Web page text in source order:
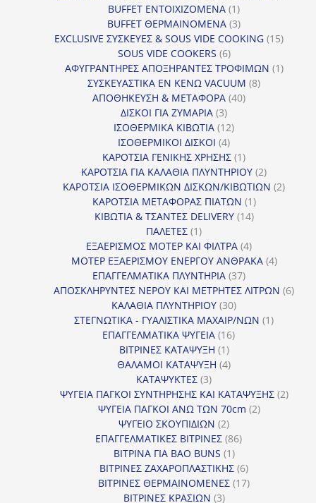
BUFFET ΕΝΤΟΙΧΙΖΟΜΕΝΑ 11
προϊόν
BUFFET ΘΕΡΜΑΙΝΟΜΕΝΑ 33
προϊόντα
EXCLUSIVE ΣΥΣΚΕΥΕΣ & SOUS VIDE COOKING 1515
SOUS VIDE COOKERS 66
προϊόντα
ΑΦΥΓΡΑΝΤΗΡΕΣ ΑΠΟΞΗΡΑΝΤΕΣ ΤΡΟΦΙΜΩΝ 11
ΣΥΣΚΕΥΑΣΤΙΚΑ ΕΝ ΚΕΝΩ VACUUM 88
ΑΠΟΘΗΚΕΥΣΗ & ΜΕΤΑΦΟΡΑ 4040
ΔΙΣΚΟΙ ΓΙΑ ΖΥΜΑΡΙΑ 33
προϊόντα
ΙΣΟΘΕΡΜΙΚΑ ΚΙΒΩΤΙΑ 1212
ΙΣΟΘΕΡΜΙΚΟΙ ΔΙΣΚΟΙ 44
προϊόντα
ΚΑΡΟΤΣΙΑ ΓΕΝΙΚΗΣ ΧΡΗΣΗΣ 11
προϊόν
ΚΑΡΟΤΣΙΑ ΓΙΑ ΚΑΛΑΘΙΑ ΠΛΥΝΤΗΡΙΟΥ 22
προϊόντα
ΚΑΡΟΤΣΙΑ ΙΣΟΘΕΡΜΙΚΩΝ ΔΙΣΚΩΝ/ΚΙΒΩΤΙΩΝ 22
ΚΑΡΟΤΣΙΑ ΜΕΤΑΦΟΡΑΣ ΠΙΑΤΩΝ 11
προϊόν
ΚΙΒΩΤΙΑ & ΤΣΑΝΤΕΣ DELIVERY 1414
ΠΑΛΕΤΕΣ 11
προϊόν
ΕΞΑΕΡΙΣΜΟΣ ΜΟΤΕΡ ΚΑΙ ΦΙΛΤΡΑ 44
προϊόντα
ΜΟΤΕΡ ΕΞΑΕΡΙΣΜΟΥ ΕΝΕΡΓΟΥ ΑΝΘΡΑΚΑ 44
ΕΠΑΓΓΕΛΜΑΤΙΚΑ ΠΛΥΝΤΗΡΙΑ 3737
προϊόντα
ΑΠΟΣΚΛΗΡΥΝΤΕΣ ΝΕΡΟΥ ΚΑΙ ΜΕΤΡΗΤΕΣ ΛΙΤΡΩΝ 66
ΚΑΛΑΘΙΑ ΠΛΥΝΤΗΡΙΟΥ 3030
προϊόντα
ΣΤΕΓΝΩΤΙΚΑ - ΓΥΑΛΙΣΤΙΚΑ ΜΑΧΑΙΡ/ΝΩΝ 11
ΕΠΑΓΓΕΛΜΑΤΙΚΑ ΨΥΓΕΙΑ 1616
ΒΙΤΡΙΝΕΣ ΚΑΤΑΨΥΞΗ 11
προϊόν
ΘΑΛΑΜΟΙ ΚΑΤΑΨΥΞΗ 44
ΚΑΤΑΨΥΚΤΕΣ 33
προϊόντα
ΨΥΓΕΙΑ ΠΑΓΚΟΙ ΣΥΝΤΗΡΗΣΗΣ ΚΑΙ ΚΑΤΑΨΥΞΗΣ 22
ΨΥΓΕΙΑ ΠΑΓΚΟΙ ΑΝΩ ΤΩΝ 70cm 22
ΨΥΓΕΙΟ ΣΚΟΥΠΙΔΙΩΝ 22
προϊόντα
ΕΠΑΓΓΕΛΜΑΤΙΚΕΣ ΒΙΤΡΙΝΕΣ 8686
ΒΙΤΡΙΝΑ ΓΙΑ BAO BUNS 11
προϊόν
ΒΙΤΡΙΝΕΣ ΖΑΧΑΡΟΠΛΑΣΤΙΚΗΣ 66
προϊόντα
ΒΙΤΡΙΝΕΣ ΘΕΡΜΑΙΝΟΜΕΝΕΣ 1717
ΒΙΤΡΙΝΕΣ ΚΡΑΣΙΩΝ 33